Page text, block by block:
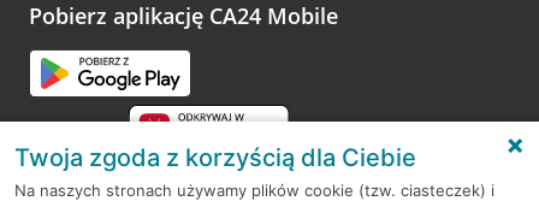
opinie.
Pobierz aplikację CA24 Mobile
Twoja zgoda z korzyścią dla Ciebie
Na naszych stronach używamy plików cookie (tzw. ciasteczek) i